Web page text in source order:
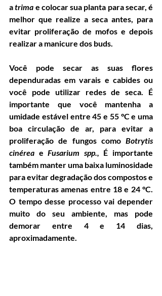
a trima e colocar sua planta para secar, é
melhor que realize a seca antes, para
evitar proliferação de mofos e depois
realizar a manicure dos buds.
Você pode secar as suas flores
dependuradas em varais e cabides ou
você pode utilizar redes de seca. É
importante que você mantenha a
umidade estável entre 45 e 55 °C e uma
boa circulação de ar, para evitar a
proliferação de fungos como Botrytis
cinérea e Fusarium spp., É importante
também manter uma baixa luminosidade
para evitar degradaçãodos compostos e
temperaturas amenas entre 18 e 24 °C.
O tempo desse processo vai depender
muito do seu ambiente, mas pode
demorar entre 4 e 14 dias,
aproximadamente.